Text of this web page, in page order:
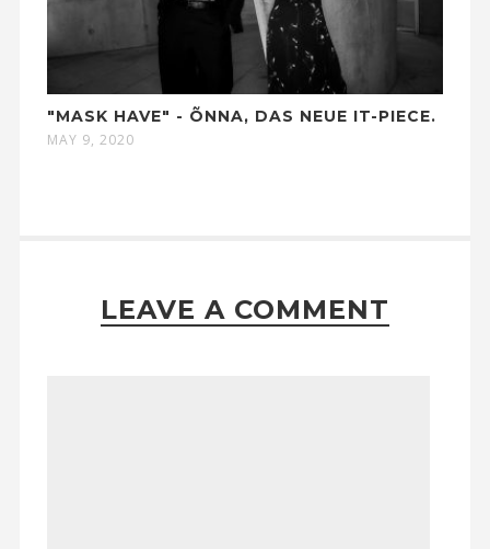
"MASK HAVE" - ÕNNA, DAS NEUE IT-PIECE.
MAY 9, 2020
LEAVE A COMMENT